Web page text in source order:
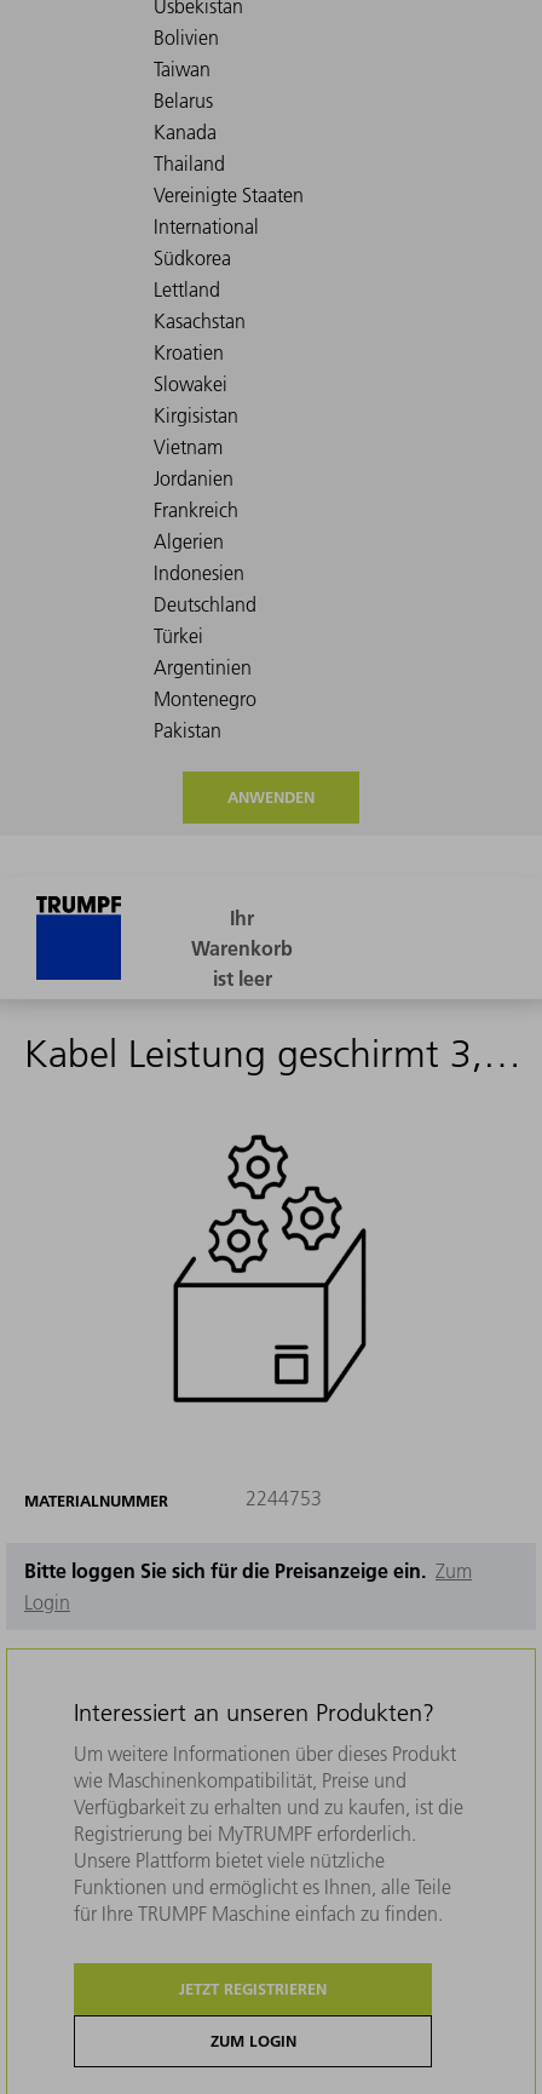
ANWENDEN
Kabel Leistung geschirmt 3,5m - 2244753
MATERIALNUMMER 2244753
Bitte loggen Sie sich für die Preisanzeige ein. Zum
Login
Interessiert an unseren Produkten?
Um weitere Informationen über dieses Produkt
wie Maschinenkompatibilität, Preise und
Verfügbarkeit zu erhalten und zu kaufen, ist die
Registrierung bei MyTRUMPF erforderlich.
Unsere Plattform bietet viele nützliche
Funktionen und ermöglicht es Ihnen, alle Teile
für Ihre TRUMPF Maschine einfach zu finden.
JETZT REGISTRIEREN
ZUM LOGIN